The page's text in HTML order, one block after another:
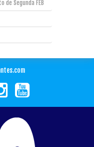
Segunda FEB